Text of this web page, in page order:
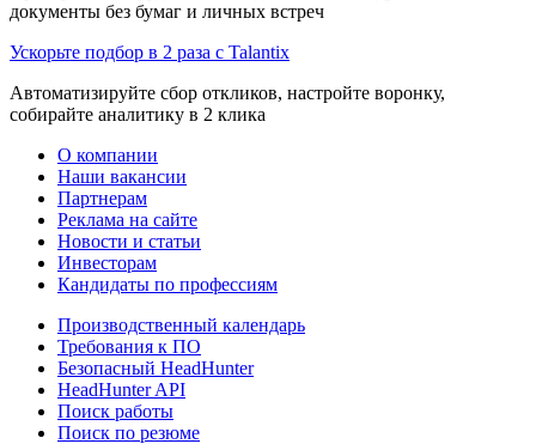
документы без бумаг и личных встреч
Ускорьте подбор в 2 раза с Talantix
Автоматизируйте сбор откликов, настройте воронку,
собирайте аналитику в 2 клика
О компании
Наши вакансии
Партнерам
Реклама на сайте
Новости и статьи
Инвесторам
Кандидаты по профессиям
Производственный календарь
Требования к ПО
Безопасный HeadHunter
HeadHunter API
Поиск работы
Поиск по резюме